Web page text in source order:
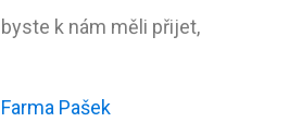
k nám měli přijet,
Farma Pašek